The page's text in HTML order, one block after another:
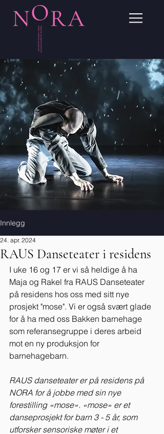
Innlegg
RAUS Danseteater i residens
24. apr. 2024
I uke 16 og 17 er vi så heldige å ha
Maja og Rakel fra RAUS Danseteater
på residens hos oss med sitt nye
prosjekt "mose". Vi er også svært glade
for å ha med oss Bakken barnehage
som referansegruppe i deres arbeid
mot en ny produksjon for
barnehagebarn.
RAUS danseteater er på residens på
NORA for å jobbe med sin nye
forestilling «mose». «mose» er et
danseprosjekt for barn 3 - 5 år, som
utforsker sensoriske møter i et